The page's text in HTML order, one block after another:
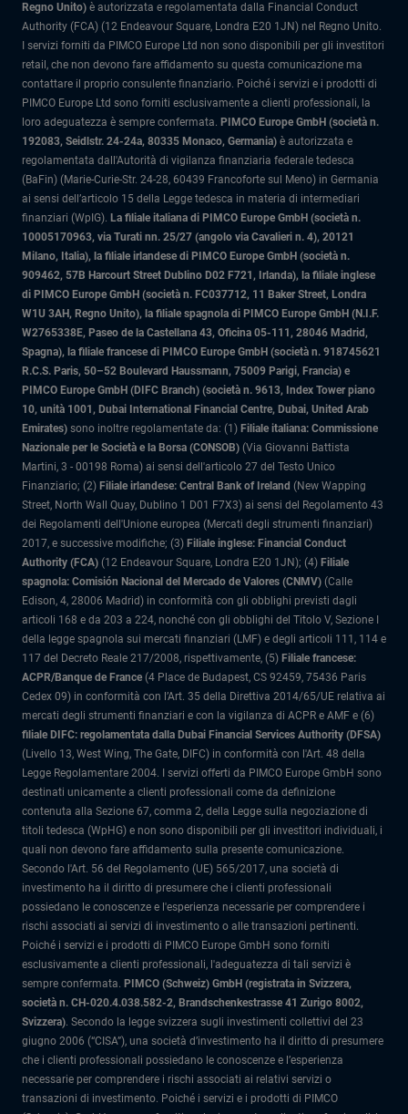
Regno Unito) è autorizzata e regolamentata dalla Financial Conduct
Authority (FCA) (12 Endeavour Square, Londra E20 1JN) nel Regno Unito.
I servizi forniti da PIMCO Europe Ltd non sono disponibili per gli investitori
retail, che non devono fare affidamento su questa comunicazione ma
contattare il proprio consulente finanziario. Poiché i servizi e i prodotti di
PIMCO Europe Ltd sono forniti esclusivamente a clienti professionali, la
loro adeguatezza è sempre confermata. PIMCO Europe GmbH (società n.
192083, Seidlstr. 24-24a, 80335 Monaco, Germania) è autorizzata e
regolamentata dall'Autorità di vigilanza finanziaria federale tedesca
(BaFin) (Marie-Curie-Str. 24-28, 60439 Francoforte sul Meno) in Germania
ai sensi dell’articolo 15 della Legge tedesca in materia di intermediari
finanziari (WpIG). La filiale italiana di PIMCO Europe GmbH (società n.
10005170963, via Turati nn. 25/27 (angolo via Cavalieri n. 4), 20121
Milano, Italia), la filiale irlandese di PIMCO Europe GmbH (società n.
909462, 57B Harcourt Street Dublino D02 F721, Irlanda), la filiale inglese
di PIMCO Europe GmbH (società n. FC037712, 11 Baker Street, Londra
W1U 3AH, Regno Unito), la filiale spagnola di PIMCO Europe GmbH (N.I.F.
W2765338E, Paseo de la Castellana 43, Oficina 05-111, 28046 Madrid,
Spagna), la filiale francese di PIMCO Europe GmbH (società n. 918745621
R.C.S. Paris, 50–52 Boulevard Haussmann, 75009 Parigi, Francia) e
PIMCO Europe GmbH (DIFC Branch) (società n. 9613, Index Tower piano
10, unità 1001, Dubai International Financial Centre, Dubai, United Arab
Emirates) sono inoltre regolamentate da: (1) Filiale italiana: Commissione
Nazionale per le Società e la Borsa (CONSOB) (Via Giovanni Battista
Martini, 3 - 00198 Roma) ai sensi dell'articolo 27 del Testo Unico
Finanziario; (2) Filiale irlandese: Central Bank of Ireland (New Wapping
Street, North Wall Quay, Dublino 1 D01 F7X3) ai sensi del Regolamento 43
dei Regolamenti dell'Unione europea (Mercati degli strumenti finanziari)
2017, e successive modifiche; (3) Filiale inglese: Financial Conduct
Authority (FCA) (12 Endeavour Square, Londra E20 1JN); (4) Filiale
spagnola: Comisión Nacional del Mercado de Valores (CNMV) (Calle
Edison, 4, 28006 Madrid) in conformità con gli obblighi previsti dagli
articoli 168 e da 203 a 224, nonché con gli obblighi del Titolo V, Sezione I
della legge spagnola sui mercati finanziari (LMF) e degli articoli 111, 114 e
117 del Decreto Reale 217/2008, rispettivamente, (5) Filiale francese:
ACPR/Banque de France (4 Place de Budapest, CS 92459, 75436 Paris
Cedex 09) in conformità con l’Art. 35 della Direttiva 2014/65/UE relativa ai
mercati degli strumenti finanziari e con la vigilanza di ACPR e AMF e (6)
filiale DIFC: regolamentata dalla Dubai Financial Services Authority (DFSA)
(Livello 13, West Wing, The Gate, DIFC) in conformità con l'Art. 48 della
Legge Regolamentare 2004. I servizi offerti da PIMCO Europe GmbH sono
destinati unicamente a clienti professionali come da definizione
contenuta alla Sezione 67, comma 2, della Legge sulla negoziazione di
titoli tedesca (WpHG) e non sono disponibili per gli investitori individuali, i
quali non devono fare affidamento sulla presente comunicazione.
Secondo l'Art. 56 del Regolamento (UE) 565/2017, una società di
investimento ha il diritto di presumere che i clienti professionali
possiedano le conoscenze e l'esperienza necessarie per comprendere i
rischi associati ai servizi di investimento o alle transazioni pertinenti.
Poiché i servizi e i prodotti di PIMCO Europe GmbH sono forniti
esclusivamente a clienti professionali, l'adeguatezza di tali servizi è
sempre confermata. PIMCO (Schweiz) GmbH (registrata in Svizzera,
società n. CH-020.4.038.582-2, Brandschenkestrasse 41 Zurigo 8002,
Svizzera). Secondo la legge svizzera sugli investimenti collettivi del 23
giugno 2006 (“CISA”), una società d’investimento ha il diritto di presumere
che i clienti professionali possiedano le conoscenze e l’esperienza
necessarie per comprendere i rischi associati ai relativi servizi o
transazioni di investimento. Poiché i servizi e i prodotti di PIMCO